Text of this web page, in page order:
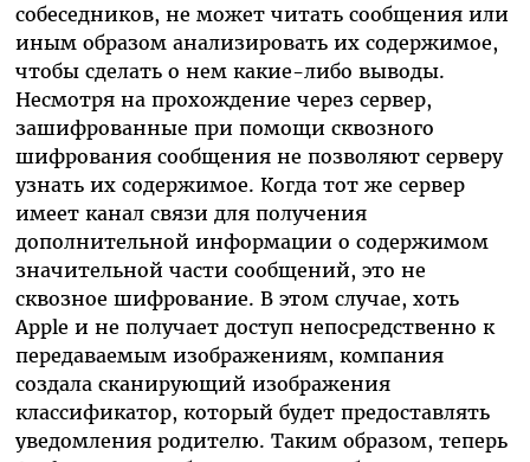
собеседников, не может читать сообщения или
иным образом анализировать их содержимое,
чтобы сделать о нем какие-либо выводы.
Несмотря на прохождение через сервер,
зашифрованные при помощи сквозного
шифрования сообщения не позволяют серверу
узнать их содержимое. Когда тот же сервер
имеет канал связи для получения
дополнительной информации о содержимом
значительной части сообщений, это не
сквозное шифрование. В этом случае, хоть
Apple и не получает доступ непосредственно к
передаваемым изображениям, компания
создала сканирующий изображения
классификатор, который будет предоставлять
уведомления родителю. Таким образом, теперь